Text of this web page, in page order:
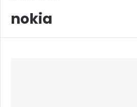
nokia